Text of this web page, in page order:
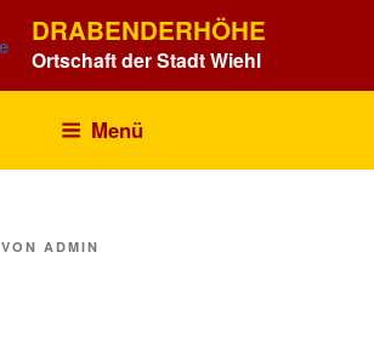
DRABENDERHÖHE
Ortschaft der Stadt Wiehl
Menü
VON ADMIN